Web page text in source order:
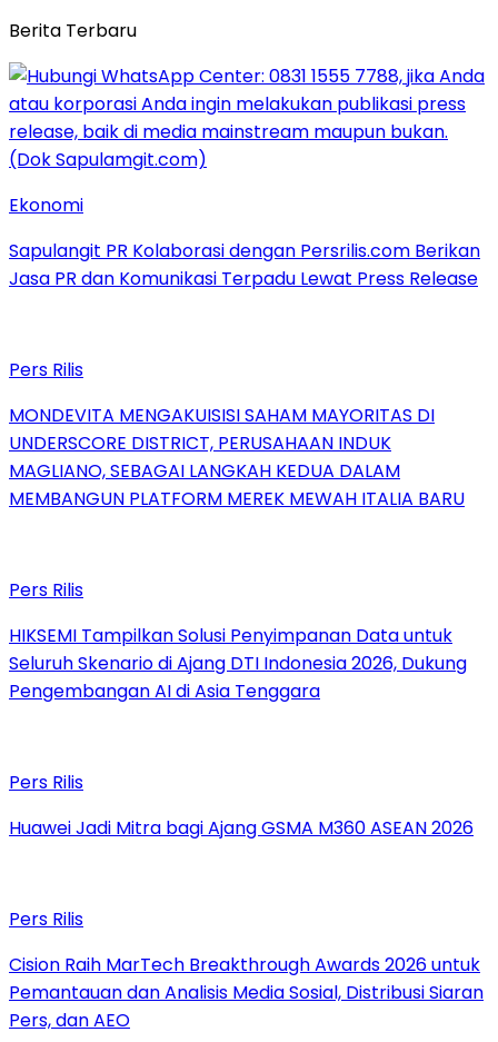
Berita Terbaru
Ekonomi
Sapulangit PR Kolaborasi dengan Persrilis.com Berikan
Jasa PR dan Komunikasi Terpadu Lewat Press Release
Pers Rilis
MONDEVITA MENGAKUISISI SAHAM MAYORITAS DI
UNDERSCORE DISTRICT, PERUSAHAAN INDUK
MAGLIANO, SEBAGAI LANGKAH KEDUA DALAM
MEMBANGUN PLATFORM MEREK MEWAH ITALIA BARU
Pers Rilis
HIKSEMI Tampilkan Solusi Penyimpanan Data untuk
Seluruh Skenario di Ajang DTI Indonesia 2026, Dukung
Pengembangan AI di Asia Tenggara
Pers Rilis
Huawei Jadi Mitra bagi Ajang GSMA M360 ASEAN 2026
Pers Rilis
Cision Raih MarTech Breakthrough Awards 2026 untuk
Pemantauan dan Analisis Media Sosial, Distribusi Siaran
Pers, dan AEO